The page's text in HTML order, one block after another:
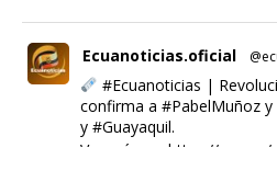
Ecuanoticias.oficial
#Ecuanoticias |
confirma a #PabelMuñoz y
y #Guayaquil.
Ver más en: https://wp.me/